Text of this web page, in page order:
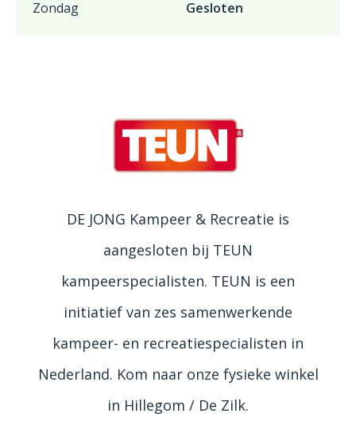
Zondag Gesloten
DE JONG Kampeer & Recreatie is
aangesloten bij TEUN
kampeerspecialisten. TEUN is een
initiatief van zes samenwerkende
kampeer- en recreatiespecialisten in
Nederland. Kom naar onze fysieke winkel
in Hillegom / De Zilk.